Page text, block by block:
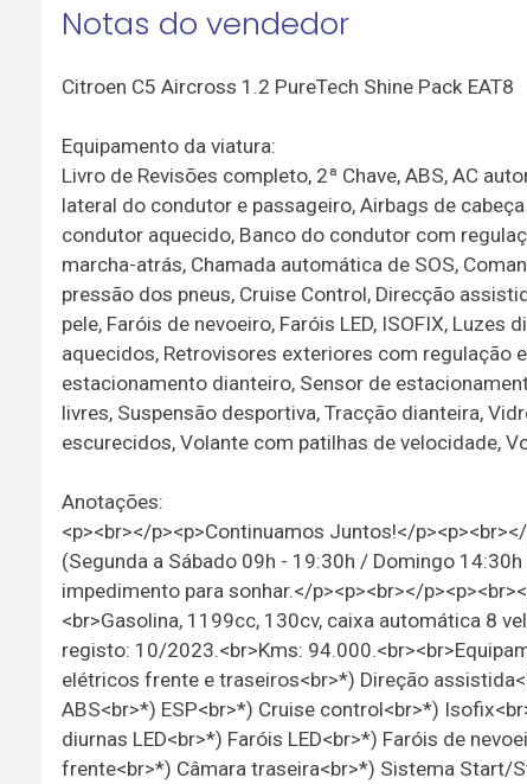
Notas do vendedor
Citroen C5 Aircross 1.2 PureTech Shine Pack EAT8
Equipamento da viatura:
Livro de Revisões completo, 2ª Chave, ABS, AC
lateral do condutor e passageiro, Airbags de
condutor aquecido, Banco do condutor com
marcha-atrás, Chamada automática de SOS,
pressão dos pneus, Cruise Control, Direcção
pele, Faróis de nevoeiro, Faróis LED, ISOFIX,
aquecidos, Retrovisores exteriores com regulação
estacionamento dianteiro, Sensor de
livres, Suspensão desportiva, Tracção dianteira,
escurecidos, Volante com patilhas de velocidade,
Anotações:
<p><br></p><p>Continuamos Juntos!</
(Segunda a Sábado 09h - 19:30h / Domingo
impedimento para sonhar.</p><p><br></
<br>Gasolina, 1199cc, 130cv, caixa automática 8
registo: 10/2023.<br>Kms:
elétricos frente e traseiros<br>*) Direção
ABS<br>*) ESP<br>*) Cruise control<br>*)
diurnas LED<br>*) Faróis LED<br>*) Faróis de
frente<br>*) Câmara traseira<br>*) Sistema Start/